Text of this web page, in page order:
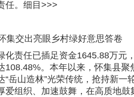
任。细目>>>
集交出亮眼乡村绿好意思答卷
化责任已插足资金1645.88万元
108.48%。本年以来，怀集县聚
“岳山造林”光荣传统，抢持新一
爱组织、加速鼓舞，在高质地